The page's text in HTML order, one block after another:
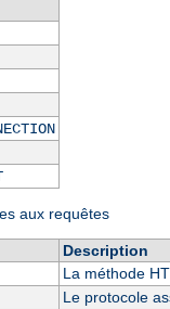
aux requêtes
Description
La méthode
Le protocole